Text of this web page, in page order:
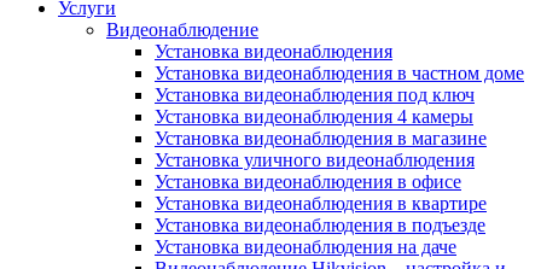
Услуги
Видеонаблюдение
Установка видеонаблюдения
Установка видеонаблюдения в частном доме
Установка видеонаблюдения под ключ
Установка видеонаблюдения 4 камеры
Установка видеонаблюдения в магазине
Установка уличного видеонаблюдения
Установка видеонаблюдения в офисе
Установка видеонаблюдения в квартире
Установка видеонаблюдения в подъезде
Установка видеонаблюдения на даче